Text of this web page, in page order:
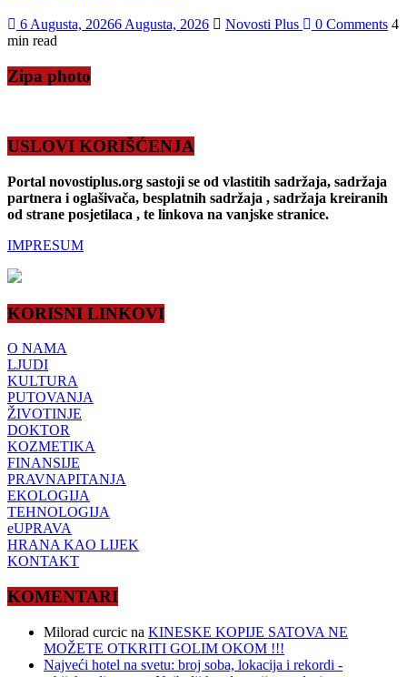
6 Augusta, 20266 Augusta, 2026 Novosti Plus 0 Comments 4
min read
Zipa photo
USLOVI KORIŠĆENJA
Portal novostiplus.org sastoji se od vlastitih sadržaja, sadržaja
partnera i oglašivača, besplatnih sadržaja , sadržaja kreiranih
od strane posjetilaca , te linkova na vanjske stranice.
IMPRESUM
KORISNI LINKOVI
O NAMA
LJUDI
KULTURA
PUTOVANJA
ŽIVOTINJE
DOKTOR
KOZMETIKA
FINANSIJE
PRAVNAPITANJA
EKOLOGIJA
TEHNOLOGIJA
eUPRAVA
HRANA KAO LIJEK
KONTAKT
KOMENTARI
Milorad curcic na KINESKE KOPIJE SATOVA NE
MOŽETE OTKRITI GOLIM OKOM !!!
Najveći hotel na svetu: broj soba, lokacija i rekordi -